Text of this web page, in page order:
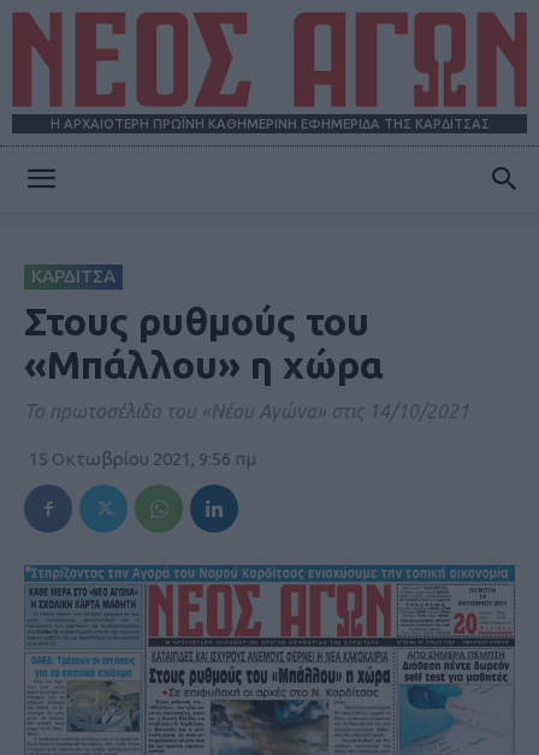
Η ΑΡΧΑΙΟΤΕΡΗ ΠΡΩΪΝΗ ΚΑΘΗΜΕΡΙΝΗ ΕΦΗΜΕΡΙΔΑ ΤΗΣ ΚΑΡΔΙΤΣΑΣ
ΚΑΡΔΙΤΣΑ
Στους ρυθμούς του
«Μπάλλου» η χώρα
Το πρωτοσέλιδο του «Νέου Αγώνα» στις 14/10/2021
15 Οκτωβρίου 2021, 9:56 πμ